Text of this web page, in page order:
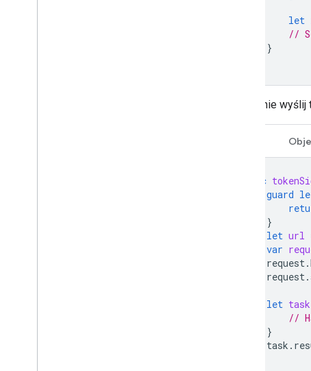
let
//
}
Następnie
func
guard
}
let url
var
request.
request.
let task
//
}
task .